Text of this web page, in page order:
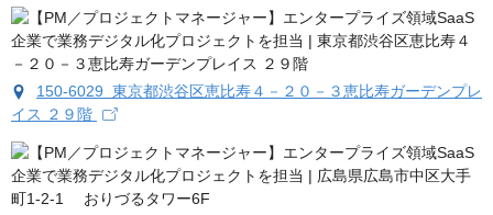
150-6029 東京都渋谷区恵比寿４－２０－３恵比寿ガーデンプレ
イス ２９階